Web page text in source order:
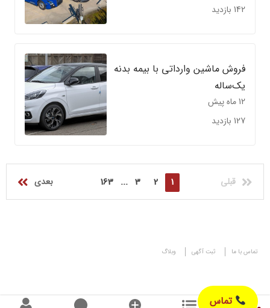
تماس
142 بازدید
فروش ماشین وارداتی با بیمه بدنه
یک‌ساله
12 ماه پیش
127 بازدید
قبلی 1
2
3
...
163 بعدی
تماس با ما ثبت آگهی وبلاگ